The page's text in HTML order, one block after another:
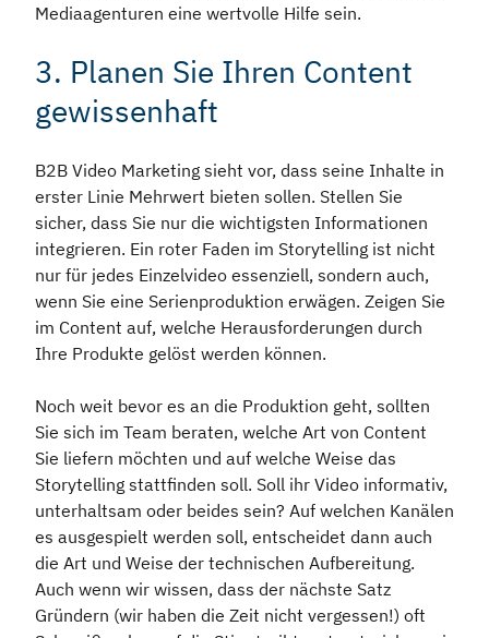
Mediaagenturen eine wertvolle Hilfe sein.
3. Planen Sie Ihren Content
gewissenhaft
B2B Video Marketing sieht vor, dass seine Inhalte in
erster Linie Mehrwert bieten sollen. Stellen Sie
sicher, dass Sie nur die wichtigsten Informationen
integrieren. Ein roter Faden im Storytelling ist nicht
nur für jedes Einzelvideo essenziell, sondern auch,
wenn Sie eine Serienproduktion erwägen. Zeigen Sie
im Content auf, welche Herausforderungen durch
Ihre Produkte gelöst werden können.
Noch weit bevor es an die Produktion geht, sollten
Sie sich im Team beraten, welche Art von Content
Sie liefern möchten und auf welche Weise das
Storytelling stattfinden soll. Soll ihr Video informativ,
unterhaltsam oder beides sein? Auf welchen Kanälen
es ausgespielt werden soll, entscheidet dann auch
die Art und Weise der technischen Aufbereitung.
Auch wenn wir wissen, dass der nächste Satz
Gründern (wir haben die Zeit nicht vergessen!) oft